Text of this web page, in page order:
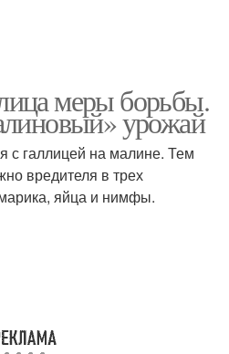
меры борьбы.
урожай
с галлицей на малине. Тем
вредителя в трех
яйца и нимфы.